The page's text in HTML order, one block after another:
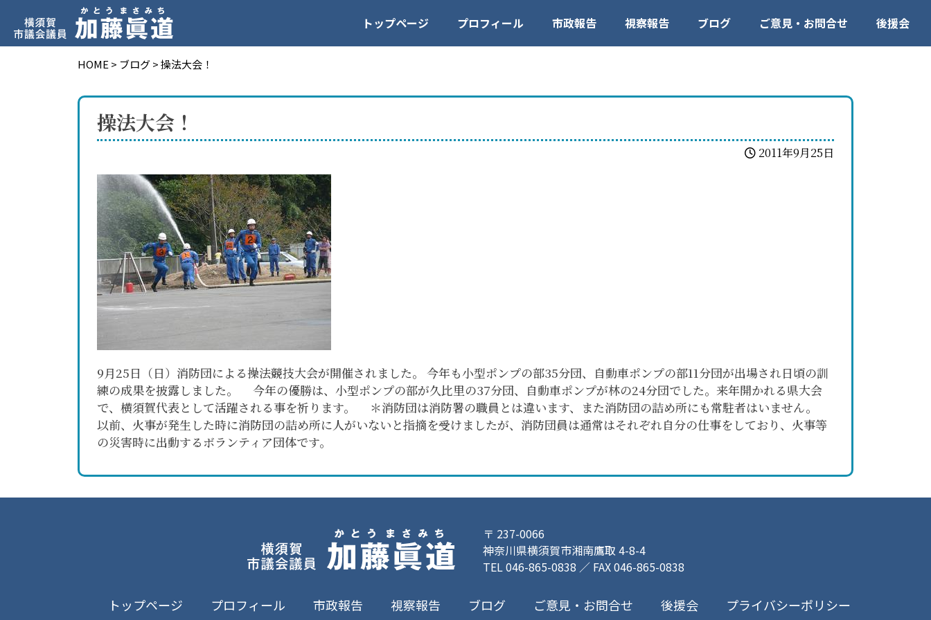
トップページ プロフィール 市政報告 視察報告 ブログ ご意見・お問合せ 後援会
HOME > ブログ>操法大会！
操法大会！
2011年9月25日
9月25日（日）消防団による操法競技大会が開催されました。 今年も小型ポンプの部35分団、自動車ポンプの部11分団が出場され日頃の訓
練の成果を披露しました。 今年の優勝は、小型ポンプの部が久比里の37分団、自動車ポンプが林の24分団でした。来年開かれる県大会
で、横須賀代表として活躍される事を祈ります。 ＊消防団は消防署の職員とは違います、また消防団の詰め所にも常駐者はいません。
以前、火事が発生した時に消防団の詰め所に人がいないと指摘を受けましたが、消防団員は通常はそれぞれ自分の仕事をしており、火事等
の災害時に出動するボランティア団体です。
〒 237-0066
神奈川県横須賀市湘南鷹取 4-8-4
TEL 046-865-0838 ／ FAX 046-865-0838
トップページ プロフィール 市政報告 視察報告 ブログ ご意見・お問合せ 後援会 プライバシーポリシー